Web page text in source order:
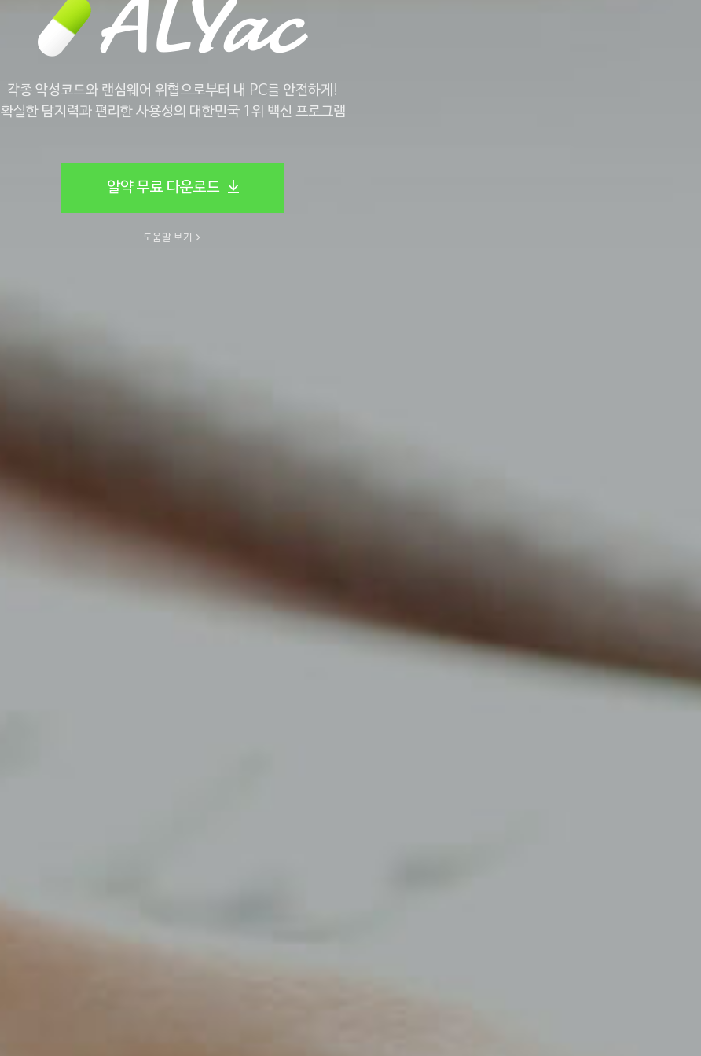
각종 악성코드와 랜섬웨어 위협으로부터 내 PC를 안전하게!
확실한 탐지력과 편리한 사용성의 대한민국 1위 백신 프로그램
알약 무료 다운로드
도움말 보기